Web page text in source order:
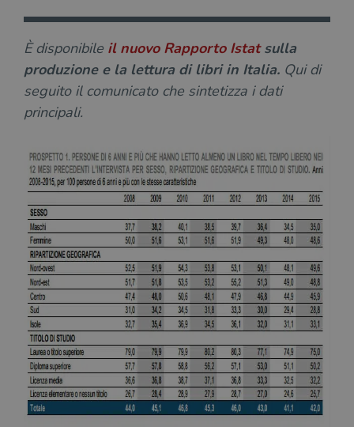
È disponibile il nuovoRapporto Istatsulla
produzione e la lettura di libri in Italia. Qui di
seguito il comunicato che sintetizza i dati
principali.